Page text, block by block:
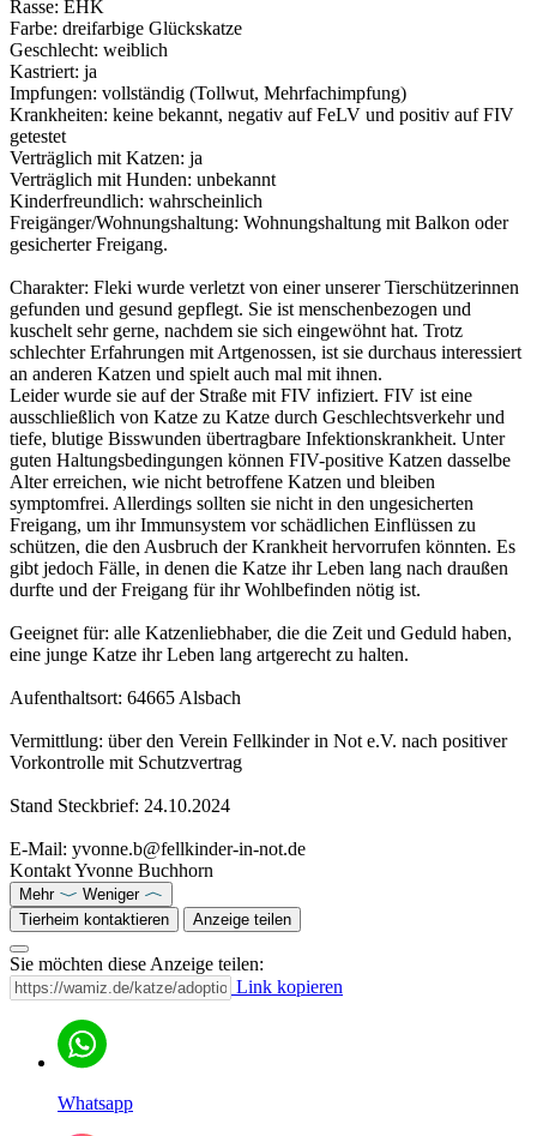
Rasse: EHK
Farbe: dreifarbige Glückskatze
Geschlecht: weiblich
Kastriert: ja
Impfungen: vollständig (Tollwut, Mehrfachimpfung)
Krankheiten: keine bekannt, negativ auf FeLV und positiv auf FIV
getestet
Verträglich mit Katzen: ja
Verträglich mit Hunden: unbekannt
Kinderfreundlich: wahrscheinlich
Freigänger/Wohnungshaltung: Wohnungshaltung mit Balkon oder
gesicherter Freigang.
Charakter: Fleki wurde verletzt von einer unserer Tierschützerinnen
gefunden und gesund gepflegt. Sie ist menschenbezogen und
kuschelt sehr gerne, nachdem sie sich eingewöhnt hat. Trotz
schlechter Erfahrungen mit Artgenossen, ist sie durchaus interessiert
an anderen Katzen und spielt auch mal mit ihnen.
Leider wurde sie auf der Straße mit FIV infiziert. FIV ist eine
ausschließlich von Katze zu Katze durch Geschlechtsverkehr und
tiefe, blutige Bisswunden übertragbare Infektionskrankheit. Unter
guten Haltungsbedingungen können FIV-positive Katzen dasselbe
Alter erreichen, wie nicht betroffene Katzen und bleiben
symptomfrei. Allerdings sollten sie nicht in den ungesicherten
Freigang, um ihr Immunsystem vor schädlichen Einflüssen zu
schützen, die den Ausbruch der Krankheit hervorrufen könnten. Es
gibt jedoch Fälle, in denen die Katze ihr Leben lang nach draußen
durfte und der Freigang für ihr Wohlbefinden nötig ist.
Geeignet für: alle Katzenliebhaber, die die Zeit und Geduld haben,
eine junge Katze ihr Leben lang artgerecht zu halten.
Aufenthaltsort: 64665 Alsbach
Vermittlung: über den Verein Fellkinder in Not e.V. nach positiver
Vorkontrolle mit Schutzvertrag
Stand Steckbrief: 24.10.2024
E-Mail: yvonne.b@fellkinder-in-not.de
Kontakt Yvonne Buchhorn
Mehr
Weniger
Tierheim kontaktieren
Anzeige teilen
Sie möchten diese Anzeige teilen:
Link kopieren
Whatsapp